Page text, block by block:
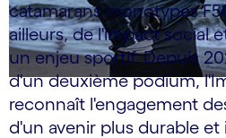
catamarans monotypes
ailleurs, de l'impact social
un enjeu sportif. Depuis
d'un deuxième podium,
reconnaît l'engagement
d'un avenir plus durable et